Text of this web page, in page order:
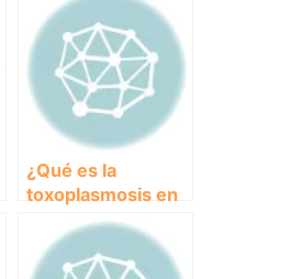
¿Qué es la
toxoplasmosis en
perros? Causas,
síntomas y
tratamiento